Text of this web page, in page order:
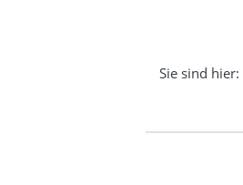
Sie sind hier: